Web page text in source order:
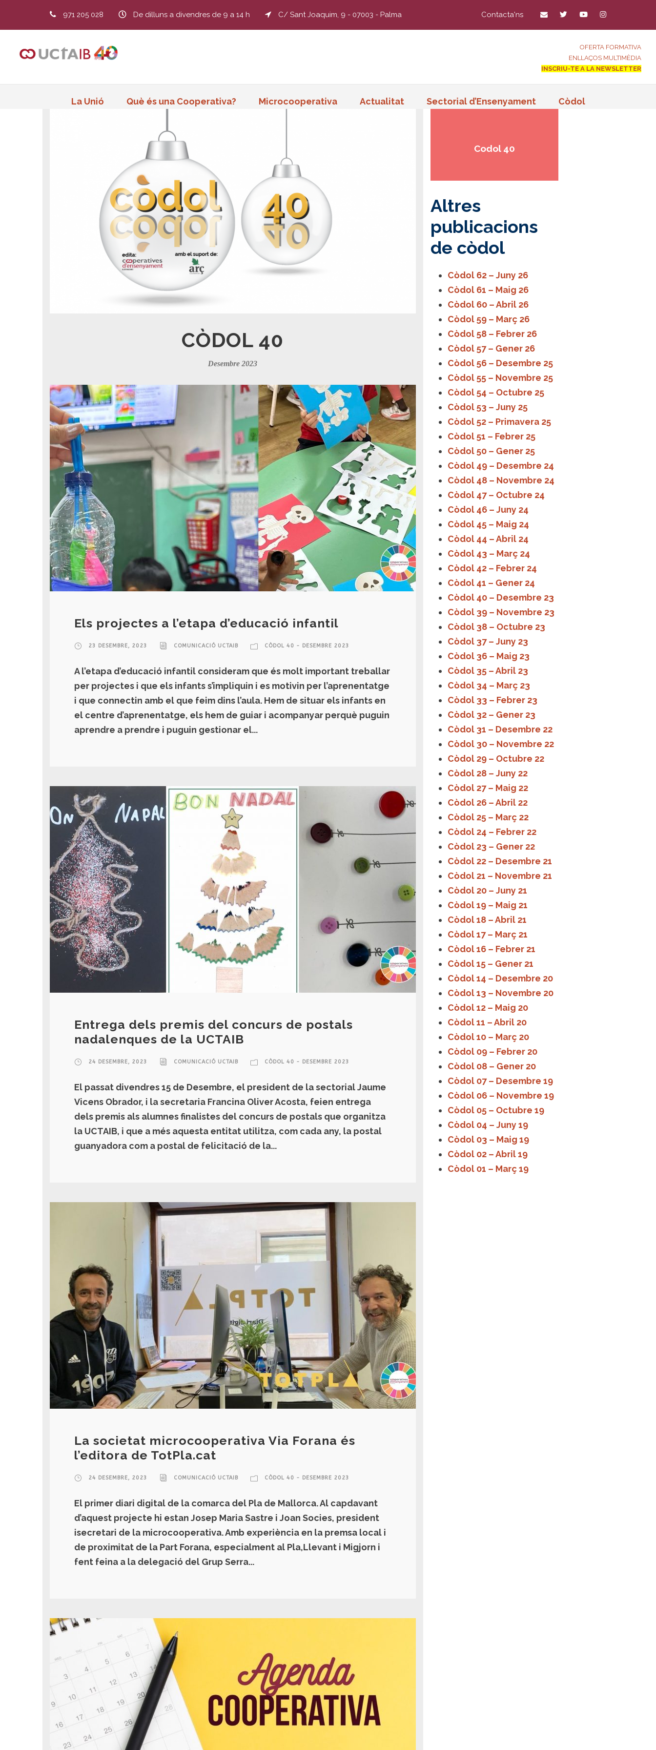
971 205 028 De dilluns a divendres de 9 a 14 h C/ Sant Joaquim, 9 - 07003 - Palma Contacta'ns
OFERTA FORMATIVA
ENLLAÇOS MULTIMÈDIA
INSCRIU-TE A LA NEWSLETTER
La Unió Què és una Cooperativa? Microcooperativa Actualitat Sectorial d’Ensenyament Còdol
CÒDOL 40
Desembre 2023
Els projectes a l’etapa d’educació infantil
23 DESEMBRE, 2023 COMUNICACIÓ UCTAIB CÒDOL 40 - DESEMBRE 2023
A l’etapa d’educació infantil consideram que és molt important treballar
per projectes i que els infants s’impliquin i es motivin per l’aprenentatge
i que connectin amb el que feim dins l’aula. Hem de situar els infants en
el centre d’aprenentatge, els hem de guiar i acompanyar perquè puguin
aprendre a prendre i puguin gestionar el...
Entrega dels premis del concurs de postals
nadalenques de la UCTAIB
24 DESEMBRE, 2023 COMUNICACIÓ UCTAIB CÒDOL 40 - DESEMBRE 2023
El passat divendres 15 de Desembre, el president de la sectorial Jaume
Vicens Obrador, i la secretaria Francina Oliver Acosta, feien entrega
dels premis als alumnes finalistes del concurs de postals que organitza
la UCTAIB, i que a més aquesta entitat utilitza, com cada any, la postal
guanyadora com a postal de felicitació de la...
La societat microcooperativa Via Forana és
l’editora de TotPla.cat
24 DESEMBRE, 2023 COMUNICACIÓ UCTAIB CÒDOL 40 - DESEMBRE 2023
El primer diari digital de la comarca del Pla de Mallorca. Al capdavant
d’aquest projecte hi estan Josep Maria Sastre i Joan Socies, president
isecretari de la microcooperativa. Amb experiència en la premsa local i
de proximitat de la Part Forana, especialment al Pla,Llevant i Migjorn i
fent feina a la delegació del Grup Serra...
Codol 40
Altres
publicacions
de còdol
Còdol 62 – Juny 26
Còdol 61 – Maig 26
Còdol 60 – Abril 26
Còdol 59 – Març 26
Còdol 58 – Febrer 26
Còdol 57 – Gener 26
Còdol 56 – Desembre 25
Còdol 55 – Novembre 25
Còdol 54 – Octubre 25
Còdol 53 – Juny 25
Còdol 52 – Primavera 25
Còdol 51 – Febrer 25
Còdol 50 – Gener 25
Còdol 49 – Desembre 24
Còdol 48 – Novembre 24
Còdol 47 – Octubre 24
Còdol 46 – Juny 24
Còdol 45 – Maig 24
Còdol 44 – Abril 24
Còdol 43 – Març 24
Còdol 42 – Febrer 24
Còdol 41 – Gener 24
Còdol 40 – Desembre 23
Còdol 39 – Novembre 23
Còdol 38 – Octubre 23
Còdol 37 – Juny 23
Còdol 36 – Maig 23
Còdol 35 – Abril 23
Còdol 34 – Març 23
Còdol 33 – Febrer 23
Còdol 32 – Gener 23
Còdol 31 – Desembre 22
Còdol 30 – Novembre 22
Còdol 29 – Octubre 22
Còdol 28 – Juny 22
Còdol 27 – Maig 22
Còdol 26 – Abril 22
Còdol 25 – Març 22
Còdol 24 – Febrer 22
Còdol 23 – Gener 22
Còdol 22 – Desembre 21
Còdol 21 – Novembre 21
Còdol 20 – Juny 21
Còdol 19 – Maig 21
Còdol 18 – Abril 21
Còdol 17 – Març 21
Còdol 16 – Febrer 21
Còdol 15 – Gener 21
Còdol 14 – Desembre 20
Còdol 13 – Novembre 20
Còdol 12 – Maig 20
Còdol 11 – Abril 20
Còdol 10 – Març 20
Còdol 09 – Febrer 20
Còdol 08 – Gener 20
Còdol 07 – Desembre 19
Còdol 06 – Novembre 19
Còdol 05 – Octubre 19
Còdol 04 – Juny 19
Còdol 03 – Maig 19
Còdol 02 – Abril 19
Còdol 01 – Març 19